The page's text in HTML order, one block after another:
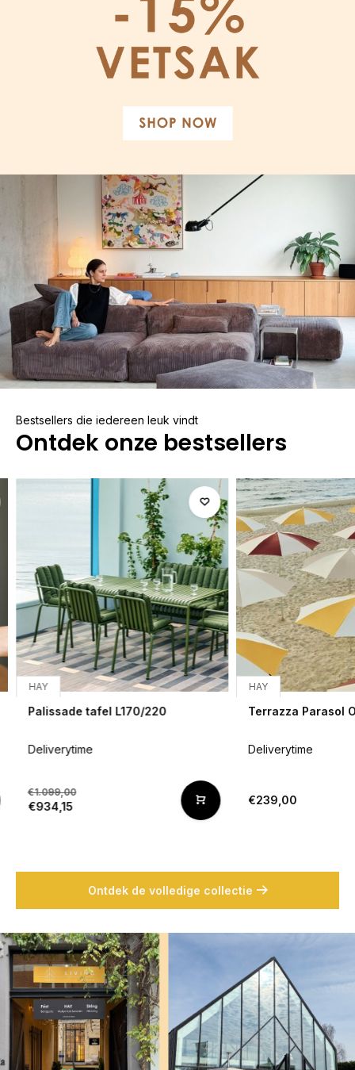
Bestsellers die iedereen leuk vindt
Ontdek onze bestsellers
HAY
Palissade tafel L170/220
Deliverytime
€1.099,00
€934,15
HAY
Terrazza Parasol
Deliverytime
€239,00
Ontdek de volledige collectie